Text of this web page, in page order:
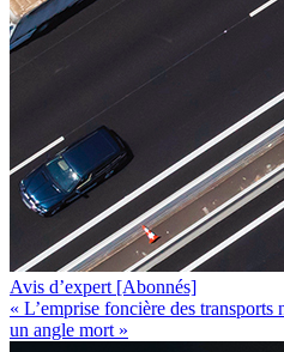
Avis d’expert [Abonnés]
« L’emprise foncière des transports
un angle mort »